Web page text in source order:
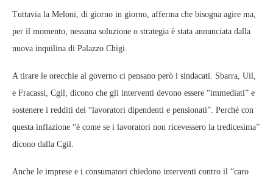
Tuttavia la Meloni, di giorno in giorno, afferma che bisogna agire ma,
per il momento, nessuna soluzione o strategia è stata annunciata dalla
nuova inquilina di Palazzo Chigi.
A tirare le orecchie al governo ci pensano però i sindacati. Sbarra, Uil,
e Fracassi, Cgil, dicono che gli interventi devono essere “immediati” e
sostenere i redditi dei “lavoratori dipendenti e pensionati”. Perché con
questa inflazione “è come se i lavoratori non ricevessero la tredicesima”
dicono dalla Cgil.
Anche le imprese e i consumatori chiedono interventi contro il “caro